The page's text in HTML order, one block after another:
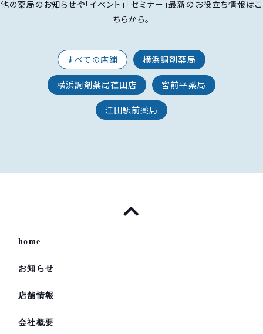
他の薬局のお知らせや「イベント」「セミナー」最新のお役立ち情報はこ
ちらから。
すべての店舗 横浜調剤薬局
横浜調剤薬局荏田店 宮前平薬局
江田駅前薬局
home
お知らせ
店舗情報
会社概要